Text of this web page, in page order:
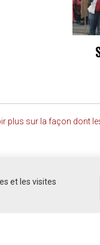
et les visites
plus sur la façon dont